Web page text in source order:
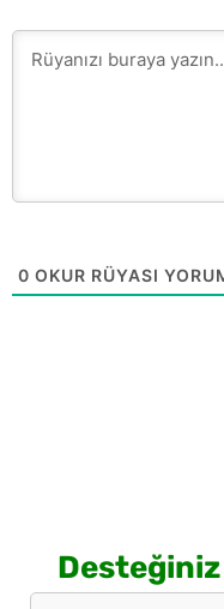
0 OKUR RÜYASI